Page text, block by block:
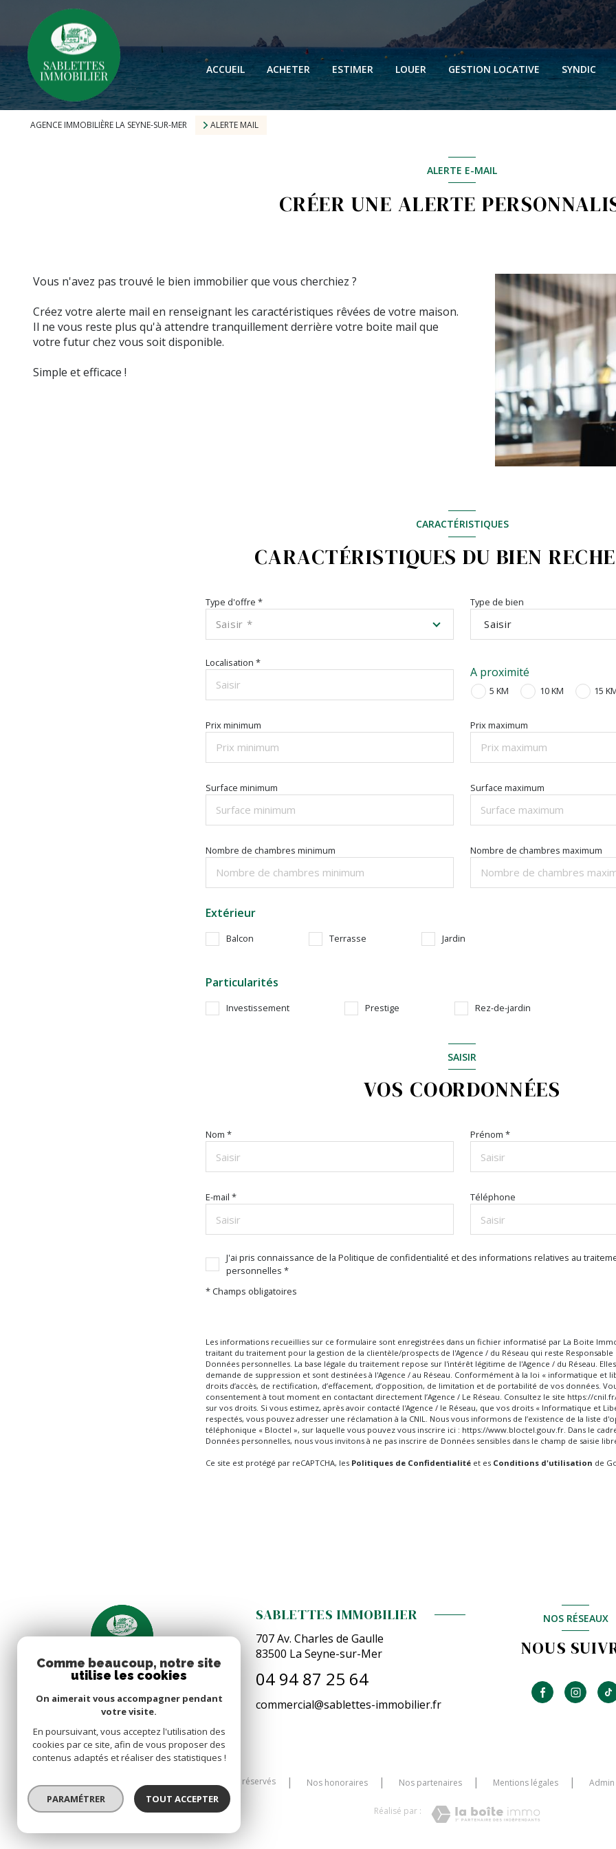
ACCUEIL ACHETER ESTIMER LOUER GESTION LOCATIVE SYNDIC
AGENCE IMMOBILIÈRE LA SEYNE-SUR-MER ALERTE MAIL
ALERTE E-MAIL
CRÉER UNE ALERTE
Vous n'avez pas trouvé le bien immobilier que vous cherchiez ?
Créez votre alerte mail en renseignant les caractéristiques rêvées de votre maison.
Il ne vous reste plus qu'à attendre tranquillement derrière votre boite mail que
votre futur chez vous soit disponible.
Simple et efficace !
CARACTÉRISTIQUES
CARACTÉRISTIQUES DU BIEN
Type d'offre *
Saisir *
Type de bien
Saisir
Localisation *
A proximité
5 KM 10 KM 15
Prix minimum Prix maximum
Surface minimum Surface maximum
Nombre de chambres minimum Nombre de chambres maximum
Extérieur
Balcon Terrasse Jardin
Particularités
Investissement Prestige Rez-de-jardin
SAISIR
VOS COORDONNÉES
Nom * Prénom *
E-mail * Téléphone
J'ai pris connaissance de la Politique de confidentialité et des informations relatives au
personnelles *
* Champs obligatoires
Les informations recueillies sur ce formulaire sont enregistrées dans un fichier informatisé par La Boite
traitant du traitement pour la gestion de la clientèle/prospects de l'Agence / du Réseau qui reste
Données personnelles. La base légale du traitement repose sur l'intérêt légitime de l'Agence / du Réseau.
demande de suppression et sont destinées à l'Agence / au Réseau. Conformément à la loi « informatique et
droits d’accès, de rectification, d’effacement, d’opposition, de limitation et de portabilité de vos données.
consentement à tout moment en contactant directement l’Agence / Le Réseau. Consultez le site https://
sur vos droits. Si vous estimez, après avoir contacté l'Agence / le Réseau, que vos droits « Informatique et
respectés, vous pouvez adresser une réclamation à la CNIL. Nous vous informons de l’existence de la liste
téléphonique « Bloctel », sur laquelle vous pouvez vous inscrire ici : https://www.bloctel.gouv.fr. Dans le
Données personnelles, nous vous invitons à ne pas inscrire de Données sensibles dans le champ de saisie
Ce site est protégé par reCAPTCHA, les Politiques de Confidentialitéet es Conditions d'utilisation de
SABLETTES IMMOBILIER
707 Av. Charles de Gaulle
83500 La Seyne-sur-Mer
04 94 87 25 64
commercial@sablettes-immobilier.fr
NOS RÉSEAUX
NOUS
© 2026 | Tous droits réservés Nos honoraires Nos partenaires Mentions légales Admin
Réalisé par :
Comme beaucoup, notre site
utilise les cookies
On aimerait vous accompagner pendant
votre visite.
En poursuivant, vous acceptez l'utilisation des
cookies par ce site, afin de vous proposer des
contenus adaptés et réaliser des statistiques !
PARAMÉTRER TOUT ACCEPTER